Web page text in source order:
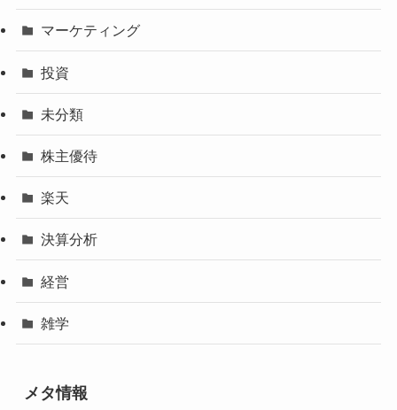
マーケティング
投資
未分類
株主優待
楽天
決算分析
経営
雑学
メタ情報